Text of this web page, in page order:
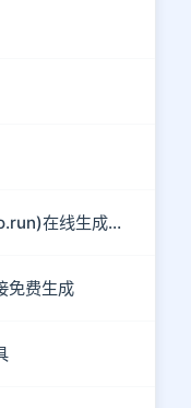
3分钟搞定防红链接！快缩短网址(suo.run)在线生成指南
免费生成